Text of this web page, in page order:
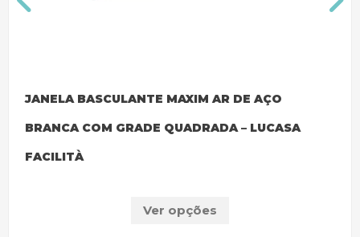
JANELA BASCULANTE MAXIM AR DE AÇO
BRANCA COM GRADE QUADRADA – LUCASA
FACILITÀ
Ver opções